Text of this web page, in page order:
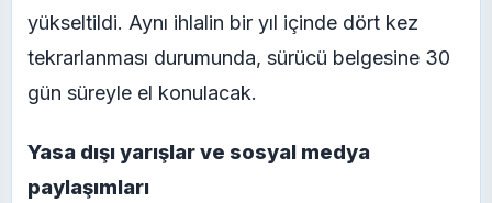
yükseltildi. Aynı ihlalin bir yıl içinde dört kez
tekrarlanması durumunda, sürücü belgesine 30
gün süreyle el konulacak.
Yasa dışı yarışlar ve sosyal medya
paylaşımları